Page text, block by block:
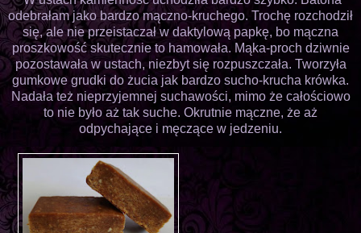
odebrałam jako bardzo mączno-kruchego. Trochę rozchodził
się, ale nie przeistaczał w daktylową papkę, bo mączna
proszkowość skutecznie to hamowała. Mąka-proch dziwnie
pozostawała w ustach, niezbyt się rozpuszczała. Tworzyła
gumkowe grudki do żucia jak bardzo sucho-krucha krówka.
Nadała też nieprzyjemnej suchawości, mimo że całościowo
to nie było aż tak suche. Okrutnie mączne, że aż
odpychające i męczące w jedzeniu.